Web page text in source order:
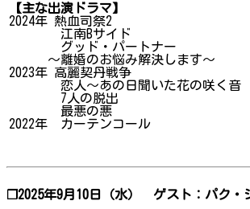
【主な出演ドラマ】
2024年 熱血司祭2
江南Bサイド
グッド・パートナー
～離婚のお悩み解決します～
2023年 高麗契丹戦争
恋人～あの日聞いた花の咲く音
7人の脱出
最悪の悪
2022年 カーテンコール
❐2025年9月10日（水） ゲスト：パク・